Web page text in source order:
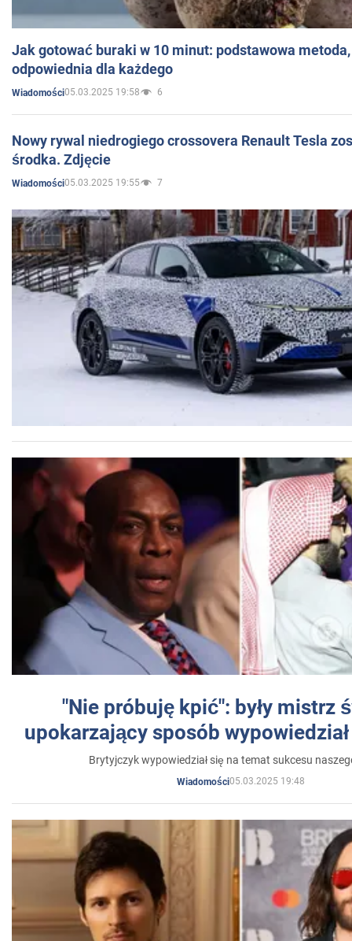
Jak gotować buraki w 10 minut: podstawowa
odpowiednia dla każdego
Wiadomości05.03.2025 19:58 6
Nowy rywal niedrogiego crossovera Renault Tesla
środka. Zdjęcie
Wiadomości05.03.2025 19:55 7
"Nie próbuję kpić": były mistrz
upokarzający sposób
Brytyjczyk wypowiedział się na temat sukcesu
Wiadomości05.03.2025 19:48